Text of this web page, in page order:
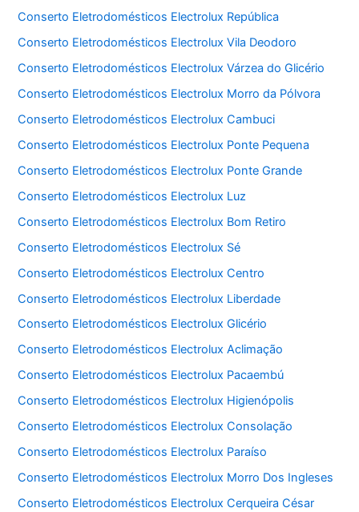
Conserto Eletrodomésticos Electrolux República
Conserto Eletrodomésticos Electrolux Vila Deodoro
Conserto Eletrodomésticos Electrolux Várzea do Glicério
Conserto Eletrodomésticos Electrolux Morro da Pólvora
Conserto Eletrodomésticos Electrolux Cambuci
Conserto Eletrodomésticos Electrolux Ponte Pequena
Conserto Eletrodomésticos Electrolux Ponte Grande
Conserto Eletrodomésticos Electrolux Luz
Conserto Eletrodomésticos Electrolux Bom Retiro
Conserto Eletrodomésticos Electrolux Sé
Conserto Eletrodomésticos Electrolux Centro
Conserto Eletrodomésticos Electrolux Liberdade
Conserto Eletrodomésticos Electrolux Glicério
Conserto Eletrodomésticos Electrolux Aclimação
Conserto Eletrodomésticos Electrolux Pacaembú
Conserto Eletrodomésticos Electrolux Higienópolis
Conserto Eletrodomésticos Electrolux Consolação
Conserto Eletrodomésticos Electrolux Paraíso
Conserto Eletrodomésticos Electrolux Morro Dos Ingleses
Conserto Eletrodomésticos Electrolux Cerqueira César